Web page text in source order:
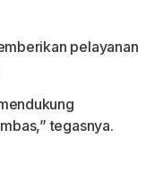
pelayanan
tegasnya.